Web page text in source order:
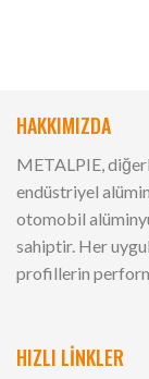
HAKKIMIZDA
METALPIE,
endüstriyel
otomobil
sahiptir. Her
profillerin
HIZLI LİNKLER